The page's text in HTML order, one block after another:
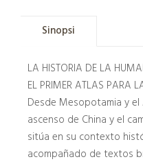
Sinopsi
LA HISTORIA DE LA
EL PRIMER ATLAS PARA
Desde Mesopotamia y
ascenso de China y el
sitúa en su contexto
acompañado de textos